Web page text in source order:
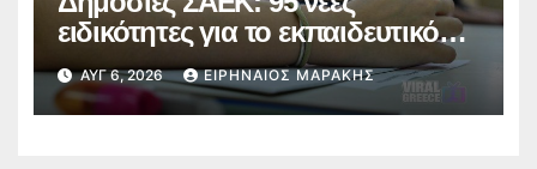
ειδικότητες για το εκπαιδευτικό
έτος 2026-2027
ΑΥΓ 6, 2026 ΕΙΡΗΝΑΊΟΣ ΜΑΡΆΚΗΣ